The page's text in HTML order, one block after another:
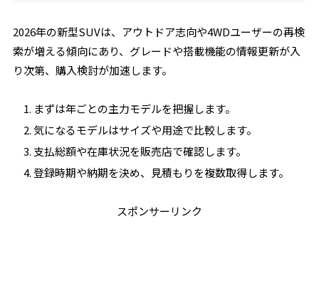
2026年の新型SUVは、アウトドア志向や4WDユーザーの再検
索が増える傾向にあり、グレードや搭載機能の情報更新が入
り次第、購入検討が加速します。
まずは年ごとの主力モデルを把握します。
気になるモデルはサイズや用途で比較します。
支払総額や在庫状況を販売店で確認します。
登録時期や納期を決め、見積もりを複数取得します。
スポンサーリンク